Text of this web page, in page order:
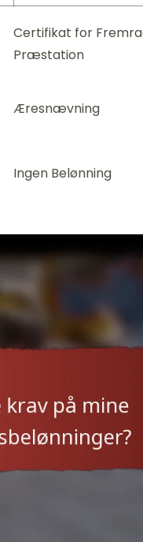
Certifikat for
Præstation
Æresnævning
Ingen Belønning